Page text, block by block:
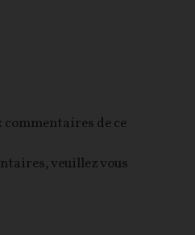
commentaires de ce
veuillez vous